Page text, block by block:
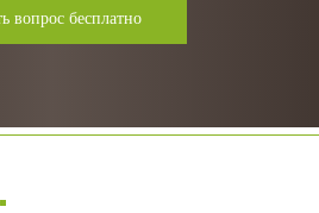
вопрос бесплатно